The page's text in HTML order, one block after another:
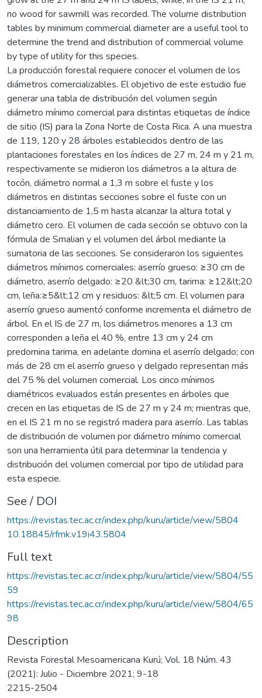
no wood for sawmill was recorded. The volume distribution
tables by minimum commercial diameter are a useful tool to
determine the trend and distribution of commercial volume
by type of utility for this species.
La producción forestal requiere conocer el volumen de los
diámetros comercializables. El objetivo de este estudio fue
generar una tabla de distribución del volumen según
diámetro mínimo comercial para distintas etiquetas de índice
de sitio (IS) para la Zona Norte de Costa Rica. A una muestra
de 119, 120 y 28 árboles establecidos dentro de las
plantaciones forestales en los índices de 27 m, 24 m y 21 m,
respectivamente se midieron los diámetros a la altura de
tocón, diámetro normal a 1,3 m sobre el fuste y los
diámetros en distintas secciones sobre el fuste con un
distanciamiento de 1,5 m hasta alcanzar la altura total y
diámetro cero. El volumen de cada sección se obtuvo con la
fórmula de Smalian y el volumen del árbol mediante la
sumatoria de las secciones. Se consideraron los siguientes
diámetros mínimos comerciales: aserrío grueso: ≥30 cm de
diámetro, aserrío delgado: ≥20 &lt;30 cm, tarima: ≥12&lt;20
cm, leña:≥5&lt;12 cm y residuos: &lt;5 cm. El volumen para
aserrío grueso aumentó conforme incrementa el diámetro de
árbol. En el IS de 27 m, los diámetros menores a 13 cm
corresponden a leña el 40 %, entre 13 cm y 24 cm
predomina tarima, en adelante domina el aserrío delgado; con
más de 28 cm el aserrío grueso y delgado representan más
del 75 % del volumen comercial. Los cinco mínimos
diamétricos evaluados están presentes en árboles que
crecen en las etiquetas de IS de 27 m y 24 m; mientras que,
en el IS 21 m no se registró madera para aserrío. Las tablas
de distribución de volumen por diámetro mínimo comercial
son una herramienta útil para determinar la tendencia y
distribución del volumen comercial por tipo de utilidad para
esta especie.
See / DOI
https://revistas.tec.ac.cr/index.php/kuru/article/view/5804
10.18845/rfmk.v19i43.5804
Full text
https://revistas.tec.ac.cr/index.php/kuru/article/view/5804/55
59
https://revistas.tec.ac.cr/index.php/kuru/article/view/5804/65
98
Description
Revista Forestal Mesoamericana Kurú; Vol. 18 Núm. 43
(2021): Julio - Diciembre 2021; 9-18
2215-2504